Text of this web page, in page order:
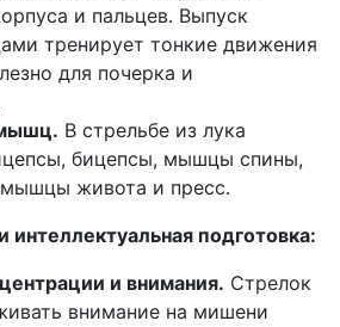
и пальцев. Выпуск
тренирует тонкие движения
для почерка и
В стрельбе из лука
бицепсы, мышцы спины,
живота и пресс.
интеллектуальная подготовка:
и внимания. Стрелок
внимание на мишени